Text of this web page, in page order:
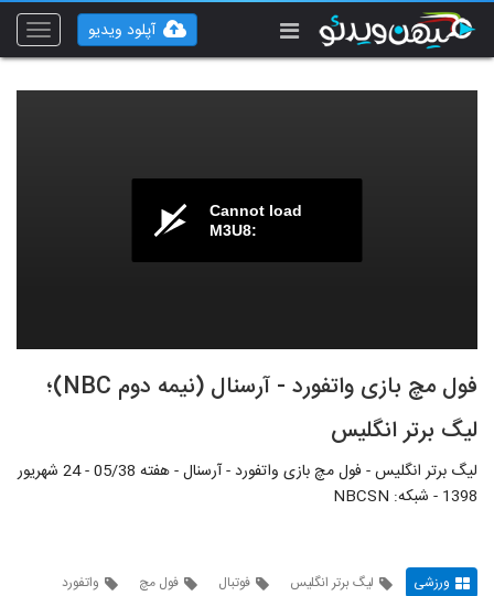
Toggle
آپلود ویدیو
Cannot load
M3U8:
فول مچ بازی واتفورد - آرسنال (نیمه دوم NBC)؛
لیگ برتر انگلیس
لیگ برتر انگلیس - فول مچ بازی واتفورد - آرسنال - هفته 05/38 - 24 شهریور
1398 - شبکه: NBCSN
ورزشی لیگ برتر انگلیس فوتبال فول مچ
واتفورد